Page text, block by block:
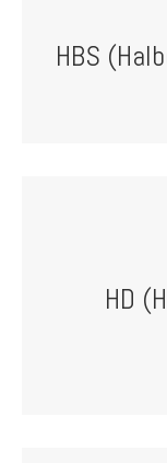
HBS
HD